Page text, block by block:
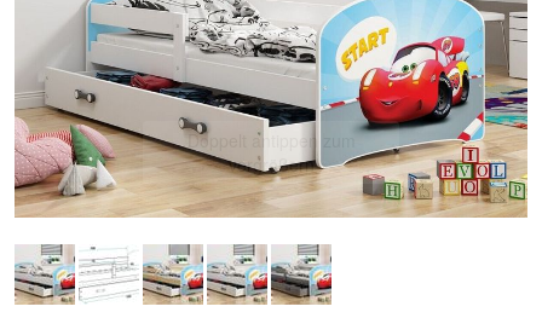
Doppelt antippen zum
vergrößern